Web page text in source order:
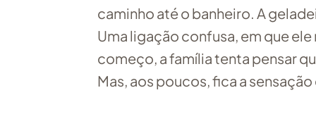
caminho até o banheiro. A
Uma ligação confusa, em que
começo, a família tenta pensar
Mas, aos poucos, fica a